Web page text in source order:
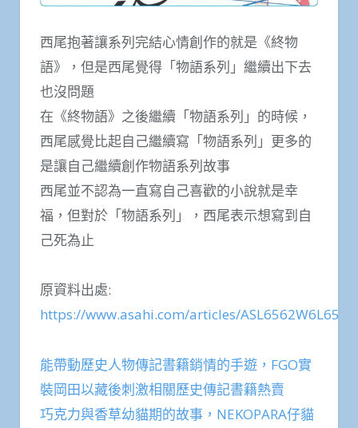
西尾抱著讓系列完結心情創作的就是《終物
語》，但是西尾覺得「物語系列」繼續出下去
也沒問題
在《終物語》之後繼續「物語系列」的時候，
西尾感覺比起自己繼續寫「物語系列」更多的
是讓自己繼續創作物語系列故事
西尾並不認為一直寫自己喜歡的小說就是幸
福，但對於「物語系列」，西尾表示想寫到自
己死為止
原資料出處:
https://www.asahi.com/articles/
能帶動歷史人物傳記書籍銷情的手遊，FGO實
裝岡田以藏後刺激相關歷史傳記書籍熱賣
巧克力與香草幼貓期的故事，NEKOPARA仔貓